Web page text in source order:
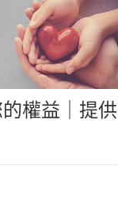
權益｜提